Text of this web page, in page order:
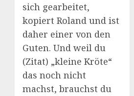
sich gearbeitet,
kopiert Roland und ist
daher einer von den
Guten. Und weil du
(Zitat) „kleine Kröte“
das noch nicht
machst, brauchst du